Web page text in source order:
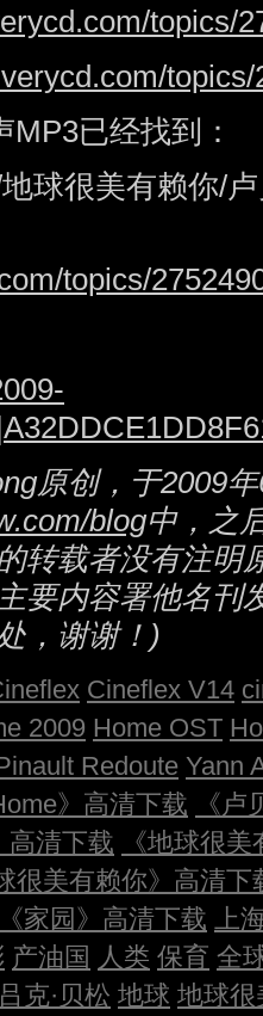
topics/
topics/
MP3已经找到：
球很美有赖你/
topics/
原创，于2009
blog中，之
转载者没有注明
要内容署他名刊
，谢谢！)
Cineflex V14
2009 Home OST
Redoute Yann
》高清下载
《
高清下载
《地球很
很美有赖你》高清下
《家园》高清下载
上
产油国 人类 保育 全
吕克·贝松 地球 地球很